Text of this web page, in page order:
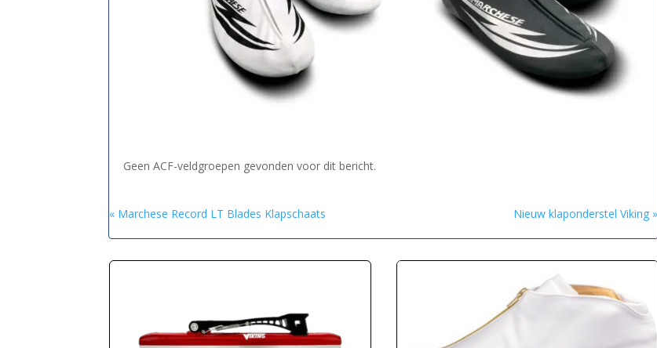
Geen ACF-veldgroepen gevonden voor dit bericht.
« Marchese Record LT Blades Klapschaats Nieuw klaponderstel Viking »